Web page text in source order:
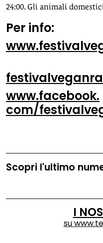
24:00. Gli animali
Per info:
www.facebook.
com/
Scopri l'ultimo
I
su